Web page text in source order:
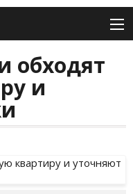
обходят
и